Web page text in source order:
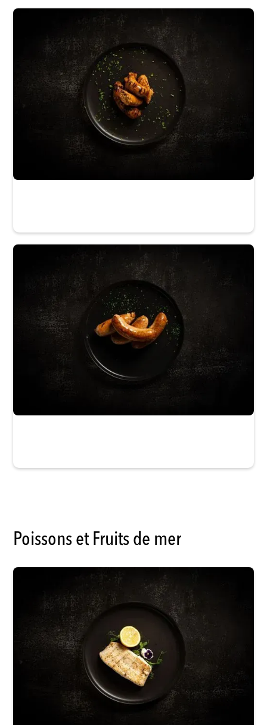
La Maison du Gibier
La Maison du Gibier
Poissons et Fruits de mer